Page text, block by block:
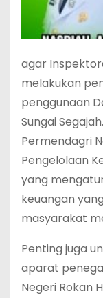
agar
melakukan
penggunaan
Sungai
Permendagri
Pengelolaan
yang
keuangan
masyarakat
Penting juga
aparat
Negeri Rokan